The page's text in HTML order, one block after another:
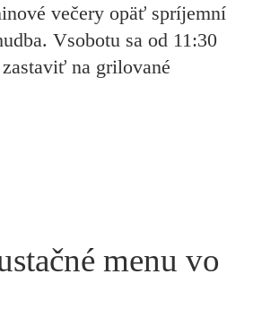
večery opäť spríjemní
Vsobotu sa od 11:30
na grilované
menu vo